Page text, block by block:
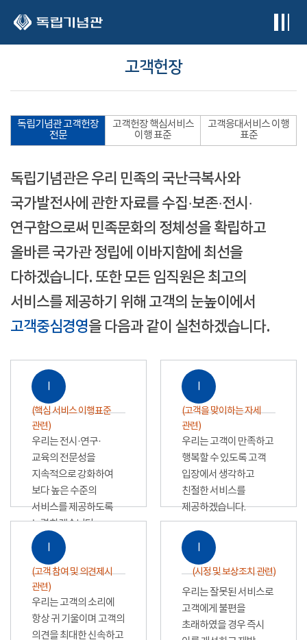
고객헌장
독립기념관 고객헌장
전문
고객헌장 핵심서비스
이행 표준
고객응대서비스 이행
표준
독립기념관은 우리 민족의 국난극복사와
국가발전사에 관한 자료를 수집·보존·전시·
연구함으로써 민족문화의 정체성을 확립하고
올바른 국가관 정립에 이바지함에 최선을
다하겠습니다. 또한 모든 임직원은 최고의
서비스를 제공하기 위해 고객의 눈높이에서
고객중심경영을 다음과 같이 실천하겠습니다.
Ⅰ
(핵심 서비스 이행표준
관련)
우리는 전시·연구·
교육의 전문성을
지속적으로 강화하여
보다 높은 수준의
서비스를 제공하도록
노력하겠습니다.
Ⅰ
(고객을 맞이하는 자세
관련)
우리는 고객이 만족하고
행복할 수 있도록 고객
입장에서 생각하고
친절한 서비스를
제공하겠습니다.
Ⅰ
(고객 참여 및 의견제시
관련)
우리는 고객의 소리에
항상 귀 기울이며 고객의
의견을 최대한 신속하고
Ⅰ
(시정 및 보상조치 관련)
우리는 잘못된 서비스로
고객에게 불편을
초래하였을 경우 즉시